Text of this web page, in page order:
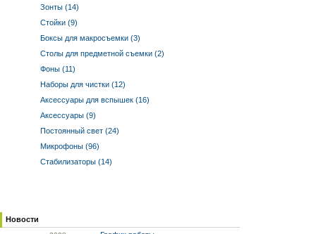
Зонты (14)
Стойки (9)
Боксы для макросъемки (3)
Столы для предметной съемки (2)
Фоны (11)
Наборы для чистки (12)
Аксессуары для вспышек (16)
Аксессуары (9)
Постоянный свет (24)
Микрофоны (96)
Стабилизаторы (14)
Новости